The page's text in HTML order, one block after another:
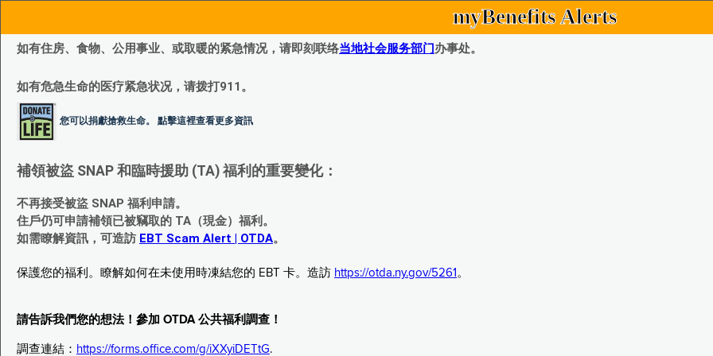
myBenefits Alerts
如有住房、食物、公用事业、或取暖的紧急情况，请即刻联络当地社会服务部门办事处。
如有危急生命的医疗紧急状况，请拨打911。
您可以捐獻搶救生命。 點擊這裡查看更多資訊
補領被盜 SNAP 和臨時援助 (TA) 福利的重要變化：
不再接受被盜 SNAP 福利申請。
住戶仍可申請補領已被竊取的 TA（現金）福利。
如需瞭解資訊，可造訪 EBT Scam Alert | OTDA。
保護您的福利。瞭解如何在未使用時凍結您的 EBT 卡。造訪 https://otda.ny.gov/5261 。
請告訴我們您的想法！參加 OTDA 公共福利調查！
調查連結： https://forms.office.com/g/iXXyiDETtG.